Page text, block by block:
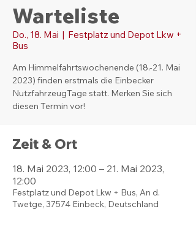
Warteliste
Do., 18. Mai
  |
Festplatz und Depot Lkw +
Bus
Am Himmelfahrtswochenende (18.-21. Mai
2023) finden erstmals die Einbecker
NutzfahrzeugTage statt. Merken Sie sich
diesen Termin vor!
Zeit & Ort
18. Mai 2023, 12:00 – 21. Mai 2023,
12:00
Festplatz und Depot Lkw + Bus, An d.
Twetge, 37574 Einbeck, Deutschland